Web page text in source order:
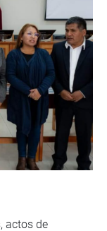
actos de